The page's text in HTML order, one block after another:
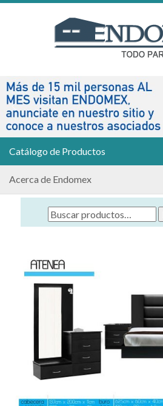
Catálogo de Productos
Acerca de Endomex